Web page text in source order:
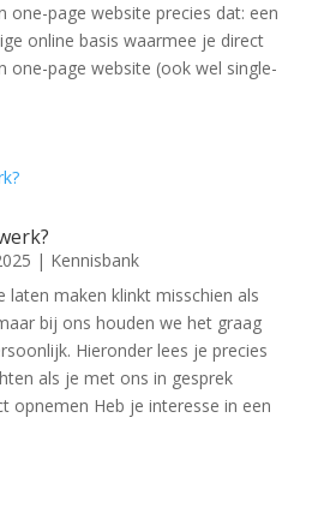
one-page website precies dat: een
online basis waarmee je direct
one-page website (ook wel single-
| Kennisbank
laten maken klinkt misschien als
bij ons houden we het graag
Hieronder lees je precies
als je met ons in gesprek
opnemen Heb je interesse in een